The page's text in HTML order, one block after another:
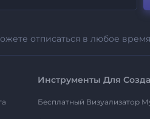
отписаться в любое время
Инструменты Для
Бесплатный Визуализатор